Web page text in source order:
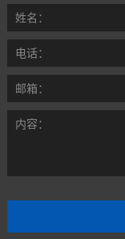
姓名：
电话：
邮箱：
内容：